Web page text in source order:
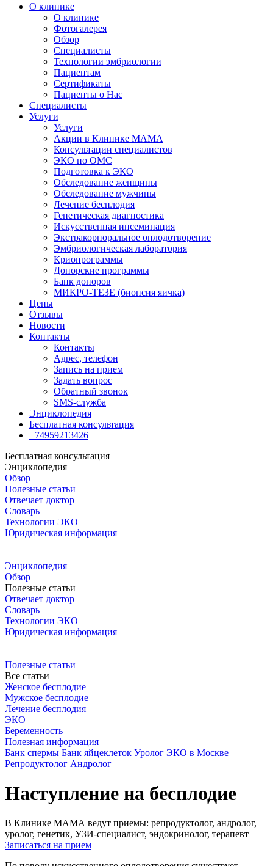
О клинике
О клинике
Фотогалерея
Обзор
Специалисты
Технологии эмбриологии
Пациентам
Сертификаты
Пациенты о Нас
Специалисты
Услуги
Услуги
Акции в Клинике МАМА
Консультации специалистов
ЭКО по ОМС
Подготовка к ЭКО
Обследование женщины
Обследование мужчины
Лечение бесплодия
Генетическая диагностика
Искусственная инсеминация
Экстракорпоральное оплодотворение
Эмбриологическая лаборатория
Криопрограммы
Донорские программы
Банк доноров
МИКРО-ТЕЗЕ (биопсия яичка)
Цены
Отзывы
Новости
Контакты
Контакты
Адрес, телефон
Запись на прием
Задать вопрос
Обратный звонок
SMS-служба
Энциклопедия
Бесплатная консультация
+74959213426
Бесплатная консультация
Энциклопедия
Обзор
Полезные статьи
Отвечает доктор
Словарь
Технологии ЭКО
Юридическая информация
Энциклопедия
Обзор
Полезные статьи
Отвечает доктор
Словарь
Технологии ЭКО
Юридическая информация
Полезные статьи
Все статьи
Женское бесплодие
Мужское бесплодие
Лечение бесплодия
ЭКО
Беременность
Полезная информация
Банк спермы Банк яйцеклеток Уролог ЭКО в Москве
Репродуктолог Андролог
Наступление на бесплодие
В Клинике МАМА ведут приемы: репродуктолог, андролог,
уролог, генетик, УЗИ-специалист, эндокринолог, терапевт
Записаться на прием